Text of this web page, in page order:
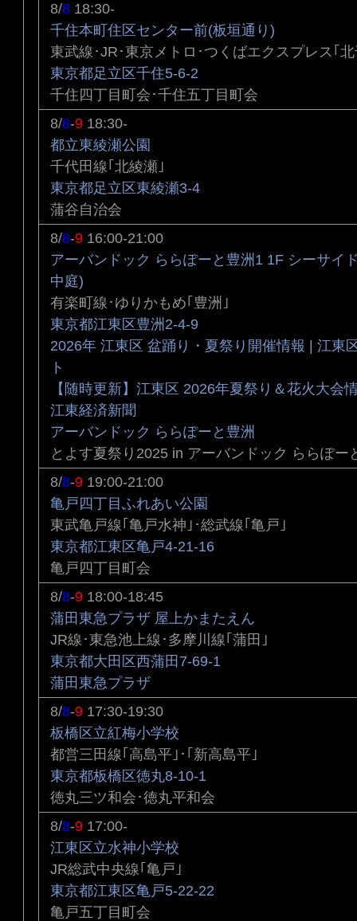
8/8 18:30-
千住本町住区センター前(板垣通り)
東武線･JR･東京メトロ･つくばエクスプレス｢
東京都足立区千住5-6-2
千住四丁目町会･千住五丁目町会
8/8-9 18:30-
都立東綾瀬公園
千代田線｢北綾瀬｣
東京都足立区東綾瀬3-4
蒲谷自治会
8/8-9 16:00-21:00
アーバンドック ららぽーと豊洲1 1F シーサイ
中庭)
有楽町線･ゆりかもめ｢豊洲｣
東京都江東区豊洲2-4-9
2026年 江東区 盆踊り・夏祭り開催情報 | 江東
ト
【随時更新】江東区 2026年夏祭り＆花火大会
江東経済新聞
アーバンドック ららぽーと豊洲
とよす夏祭り2025 in アーバンドック ららぽー
8/8-9 19:00-21:00
亀戸四丁目ふれあい公園
東武亀戸線｢亀戸水神｣･総武線｢亀戸｣
東京都江東区亀戸4-21-16
亀戸四丁目町会
8/8-9 18:00-18:45
蒲田東急プラザ 屋上かまたえん
JR線･東急池上線･多摩川線｢蒲田｣
東京都大田区西蒲田7-69-1
蒲田東急プラザ
8/8-9 17:30-19:30
板橋区立紅梅小学校
都営三田線｢高島平｣･｢新高島平｣
東京都板橋区徳丸8-10-1
徳丸三ツ和会･徳丸平和会
8/8-9 17:00-
江東区立水神小学校
JR総武中央線｢亀戸｣
東京都江東区亀戸5-22-22
亀戸五丁目町会